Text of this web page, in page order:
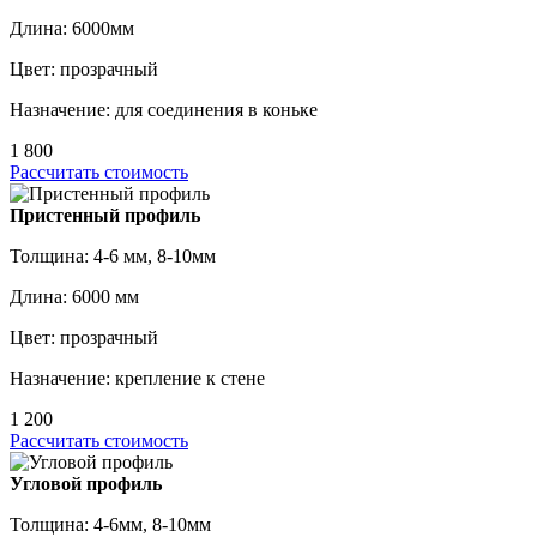
Длина: 6000мм
Цвет: прозрачный
Назначение: для соединения в коньке
1 800
Рассчитать стоимость
Пристенный профиль
Толщина: 4-6 мм, 8-10мм
Длина: 6000 мм
Цвет: прозрачный
Назначение: крепление к стене
1 200
Рассчитать стоимость
Угловой профиль
Толщина: 4-6мм, 8-10мм